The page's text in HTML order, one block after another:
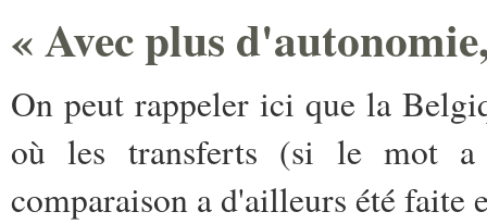
« Avec plus
On peut rappeler ici que la
où les transferts (si le mot
comparaison a d'ailleurs été faite